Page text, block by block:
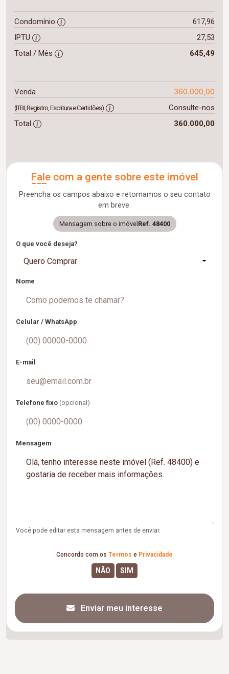
Condomínio
617,96
IPTU
27,53
Total / Mês
645,49
Venda 360.000,00
(ITBI, Registro, Escritura e Certidões)
Consulte-nos
Total
360.000,00
Fale com a gente sobre este imóvel
Preencha os campos abaixo e retornamos o seu contato
em breve.
Mensagem sobre o imóvelRef. 48400
O que você deseja?
Quero Comprar
Nome
Celular / WhatsApp
E-mail
Telefone fixo (opcional)
Mensagem
Você pode editar esta mensagem antes de enviar.
Concordo com os Termos e Privacidade
Enviar meu interesse